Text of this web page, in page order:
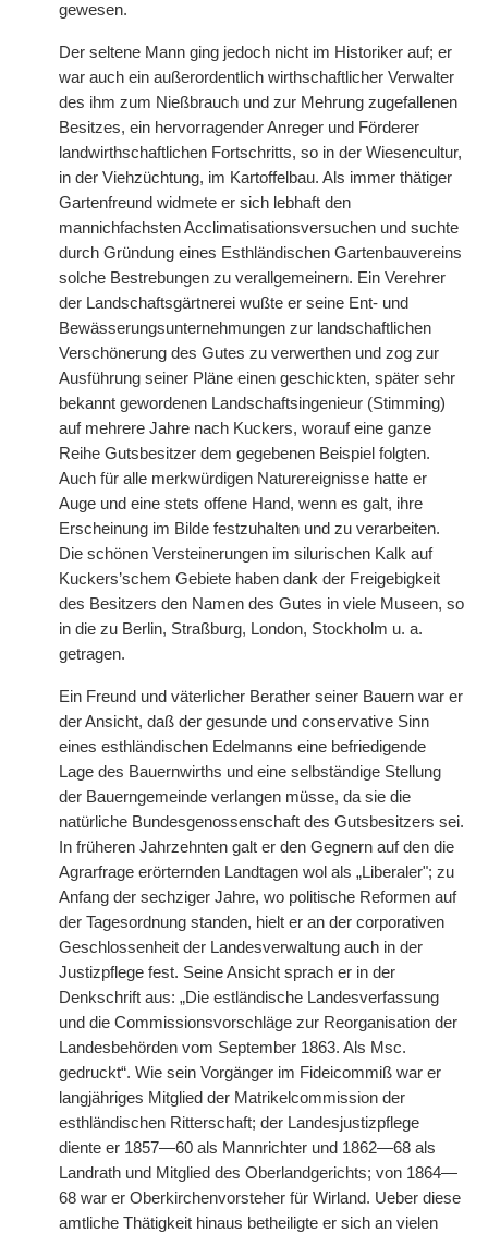
gewesen.
Der seltene Mann ging jedoch nicht im Historiker auf; er
war auch ein außerordentlich wirthschaftlicher Verwalter
des ihm zum Nießbrauch und zur Mehrung zugefallenen
Besitzes, ein hervorragender Anreger und Förderer
landwirthschaftlichen Fortschritts, so in der Wiesencultur,
in der Viehzüchtung, im Kartoffelbau. Als immer thätiger
Gartenfreund widmete er sich lebhaft den
mannichfachsten Acclimatisationsversuchen und suchte
durch Gründung eines Esthländischen Gartenbauvereins
solche Bestrebungen zu verallgemeinern. Ein Verehrer
der Landschaftsgärtnerei wußte er seine Ent- und
Bewässerungsunternehmungen zur landschaftlichen
Verschönerung des Gutes zu verwerthen und zog zur
Ausführung seiner Pläne einen geschickten, später sehr
bekannt gewordenen Landschaftsingenieur (Stimming)
auf mehrere Jahre nach Kuckers, worauf eine ganze
Reihe Gutsbesitzer dem gegebenen Beispiel folgten.
Auch für alle merkwürdigen Naturereignisse hatte er
Auge und eine stets offene Hand, wenn es galt, ihre
Erscheinung im Bilde festzuhalten und zu verarbeiten.
Die schönen Versteinerungen im silurischen Kalk auf
Kuckers’schem Gebiete haben dank der Freigebigkeit
des Besitzers den Namen des Gutes in viele Museen, so
in die zu Berlin, Straßburg, London, Stockholm u. a.
getragen.
Ein Freund und väterlicher Berather seiner Bauern war er
der Ansicht, daß der gesunde und conservative Sinn
eines esthländischen Edelmanns eine befriedigende
Lage des Bauernwirths und eine selbständige Stellung
der Bauerngemeinde verlangen müsse, da sie die
natürliche Bundesgenossenschaft des Gutsbesitzers sei.
In früheren Jahrzehnten galt er den Gegnern auf den die
Agrarfrage erörternden Landtagen wol als „Liberaler"; zu
Anfang der sechziger Jahre, wo politische Reformen auf
der Tagesordnung standen, hielt er an der corporativen
Geschlossenheit der Landesverwaltung auch in der
Justizpflege fest. Seine Ansicht sprach er in der
Denkschrift aus: „Die estländische Landesverfassung
und die Commissionsvorschläge zur Reorganisation der
Landesbehörden vom September 1863. Als Msc.
gedruckt“. Wie sein Vorgänger im Fideicommiß war er
langjähriges Mitglied der Matrikelcommission der
esthländischen Ritterschaft; der Landesjustizpflege
diente er 1857—60 als Mannrichter und 1862—68 als
Landrath und Mitglied des Oberlandgerichts; von 1864—
68 war er Oberkirchenvorsteher für Wirland. Ueber diese
amtliche Thätigkeit hinaus betheiligte er sich an vielen